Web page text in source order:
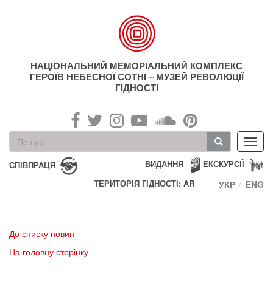
НАЦІОНАЛЬНИЙ МЕМОРІАЛЬНИЙ КОМПЛЕКС
ГЕРОЇВ НЕБЕСНОЇ СОТНІ – МУЗЕЙ РЕВОЛЮЦІЇ
ГІДНОСТІ
Пошукова
форма
Пошук
СПІВПРАЦЯ ЕКСКУРСІЇ
ВИДАННЯ
ТЕРИТОРІЯ ГІДНОСТІ: AR
УКР ENG
До списку новин
На головну сторінку